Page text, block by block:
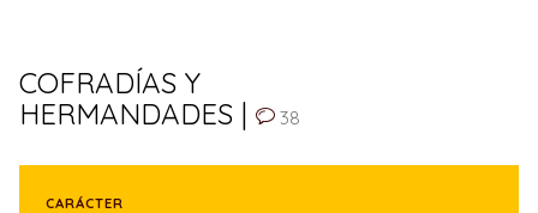
COFRADÍAS Y
HERMANDADES |
38
CARÁCTER